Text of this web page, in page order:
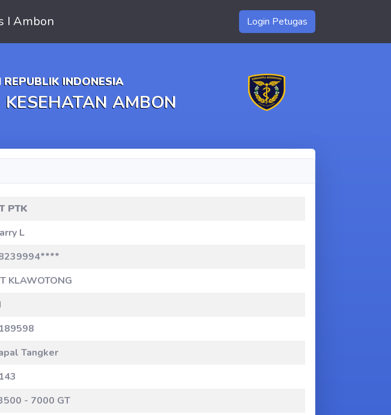
I Ambon Login Petugas
INDONESIA
AMBON
PTK
L
KLAWOTONG
Tangker
- 7000 GT